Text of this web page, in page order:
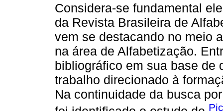
Considera-se fundamental
da Revista Brasileira de
vem se destacando no meio
na área de Alfabetização.
bibliográfico em sua base de
trabalho direcionado à
Na continuidade da busca